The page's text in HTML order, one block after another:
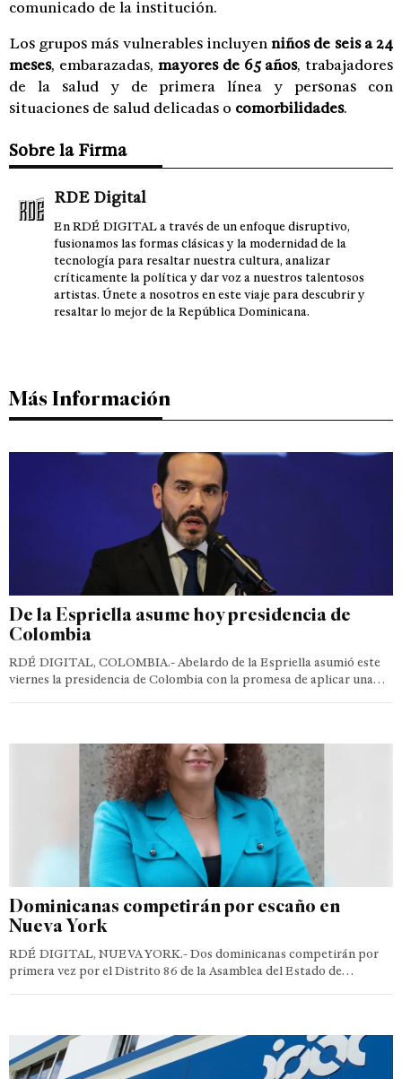
comunicado de la institución.
Los grupos más vulnerables incluyenniños de seis a 24
meses, embarazadas, mayores de 65 años, trabajadores
de la salud y de primera línea y personas con
situaciones de salud delicadas o comorbilidades.
Sobre la Firma
RDE Digital
En RDÉ DIGITAL a través de un enfoque disruptivo,
fusionamos las formas clásicas y la modernidad de la
tecnología para resaltar nuestra cultura, analizar
críticamente la política y dar voz a nuestros talentosos
artistas. Únete a nosotros en este viaje para descubrir y
resaltar lo mejor de la República Dominicana.
Más Información
De la Espriella asume hoy presidencia de
Colombia
RDÉ DIGITAL, COLOMBIA.- Abelardo de la Espriella asumió este
viernes la presidencia de Colombia con la promesa de aplicar una…
Dominicanas competirán por escaño en
Nueva York
RDÉ DIGITAL, NUEVA YORK.- Dos dominicanas competirán por
primera vez por el Distrito 86 de la Asamblea del Estado de…